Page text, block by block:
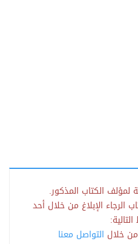
لمؤلف الكتاب المذكور.
الإبلاغ من خلال أحد
خلال التواصل معنا